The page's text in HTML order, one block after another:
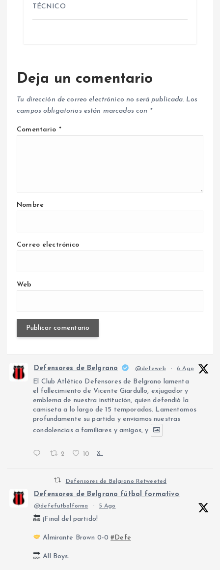
TÉCNICO
Deja un comentario
Tu dirección de correo electrónico no será publicada. Los
campos obligatorios están marcados con *
Comentario *
Nombre
Correo electrónico
Web
Defensores de Belgrano @defeweb · 6 Ago
El Club Atlético Defensores de Belgrano lamenta
el fallecimiento de Vicente Giardullo, exjugador y
emblema de nuestra institución, quien defendió la
camiseta a lo largo de 15 temporadas. Lamentamos
profundamente su partida y enviamos nuestras
condolencias a familiares y amigos, y
2 10 X
Defensores de Belgrano Retweeted
Defensores de Belgrano fútbol formativo
@defefutbolforma · 5 Ago
¡Final del partido!
Almirante Brown 0-0#Defe
All Boys.